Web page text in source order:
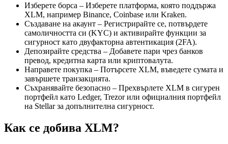
Изберете борса – Изберете платформа, която поддържа
XLM, например Binance, Coinbase или Kraken.
Създаване на акаунт – Регистрирайте се, потвърдете
самоличността си (KYC) и активирайте функции за
сигурност като двуфакторна автентикация (2FA).
Депозирайте средства – Добавете пари чрез банков
превод, кредитна карта или криптовалута.
Направете покупка – Потърсете XLM, въведете сумата и
завършете транзакцията.
Съхранявайте безопасно – Прехвърлете XLM в сигурен
портфейл като Ledger, Trezor или официалния портфейл
на Stellar за допълнителна сигурност.
Как се добива XLM?